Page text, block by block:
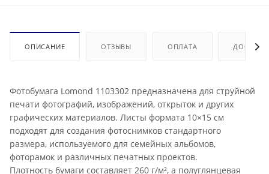
ОПИСАНИЕ ОТЗЫВЫ ОПЛАТА
Фотобумага Lomond 1103302 предназначена для струйной
печати фотографий, изображений, открыток и других
графических материалов. Листы формата 10×15 см
подходят для создания фотоснимков стандартного
размера, используемого для семейных альбомов,
фоторамок и различных печатных проектов.
Плотность бумаги составляет 260 г/м², а полуглянцевая